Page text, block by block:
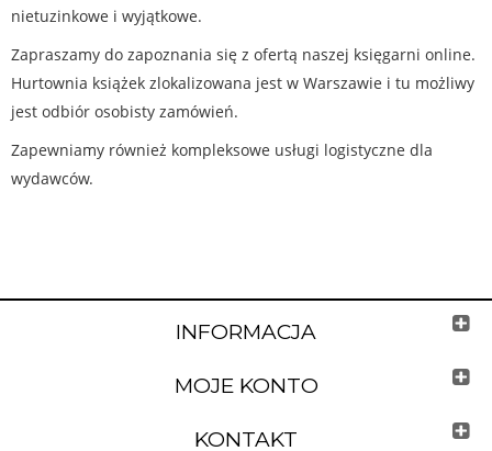
nietuzinkowe i wyjątkowe.
Zapraszamy do zapoznania się z ofertą naszej księgarni online.
Hurtownia książek zlokalizowana jest w Warszawie i tu możliwy
jest odbiór osobisty zamówień.
Zapewniamy również kompleksowe usługi logistyczne dla
wydawców.
INFORMACJA
MOJE KONTO
KONTAKT